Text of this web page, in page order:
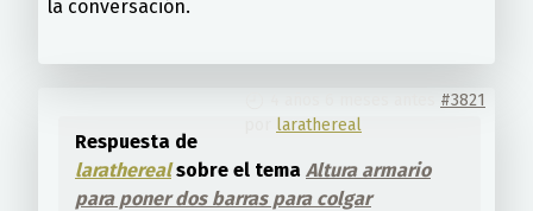
la conversación.
#3821
larathereal
Respuesta de
laratherealsobre el tema Altura armario
para poner dos barras para colgar